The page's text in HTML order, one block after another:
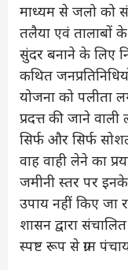
माध्यम से जलो को
तलैया एवं तालाबों
सुंदर बनाने के लिए
कथित
योजना को पलीता
प्रदत्त की जाने
सिर्फ और सिर्फ
वाह वाही लेने का
जमीनी स्तर पर
उपाय नहीं किए जा
शासन द्वारा
स्पष्ट रूप से ग्राम